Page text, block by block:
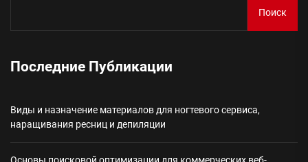
Поиск
Последние Публикации
Виды и назначение материалов для ногтевого сервиса,
наращивания ресниц и депиляции